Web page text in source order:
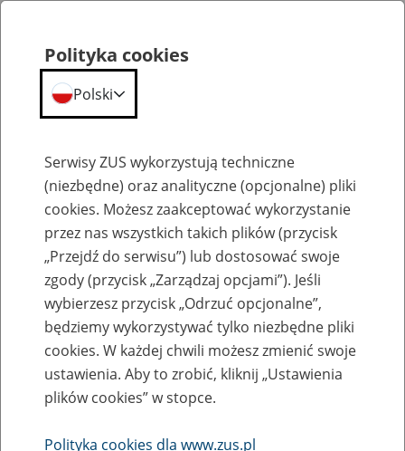
Przepraszamy,
podana strona nie została znaleziona.
Błąd 404
Przejdź do strony głównej
Polityka cookies
Polski
Serwisy ZUS wykorzystują techniczne
(niezbędne) oraz analityczne (opcjonalne) pliki
cookies. Możesz zaakceptować wykorzystanie
przez nas wszystkich takich plików (przycisk
„Przejdź do serwisu”) lub dostosować swoje
zgody (przycisk „Zarządzaj opcjami”). Jeśli
wybierzesz przycisk „Odrzuć opcjonalne”,
będziemy wykorzystywać tylko niezbędne pliki
cookies. W każdej chwili możesz zmienić swoje
ustawienia. Aby to zrobić, kliknij „Ustawienia
plików cookies” w stopce.
Polityka cookies dla www.zus.pl